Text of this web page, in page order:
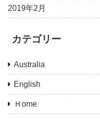
2019年2月
カテゴリー
Australia
English
Ｈome